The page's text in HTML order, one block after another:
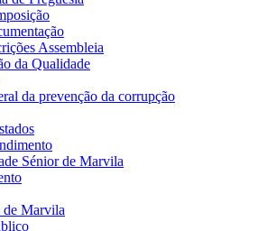
Assembleia
da Qualidade
da prevenção da corrupção
Sénior de Marvila
Marvila